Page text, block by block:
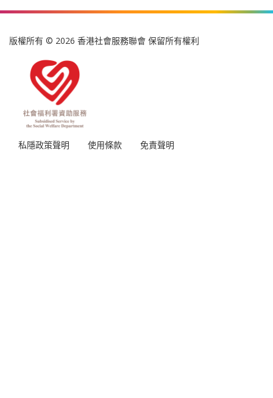
版權所有 © 2026 香港社會服務聯會 保留所有權利
私隱政策聲明 使用條款 免責聲明